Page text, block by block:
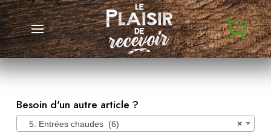
Besoin d'un autre article ?
×
5. Entrées chaudes (6)